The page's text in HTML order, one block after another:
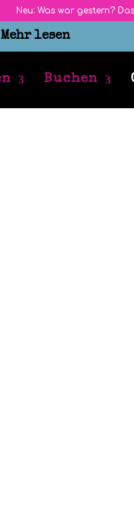
Neu: Was war gestern?
Mehr lesen
Buchen